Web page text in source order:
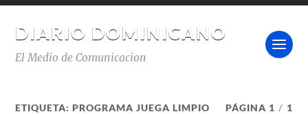
DIARIO DOMINICANO
El Medio de Comunicacion
ETIQUETA:PROGRAMA JUEGA LIMPIO PÁGINA 1 / 1